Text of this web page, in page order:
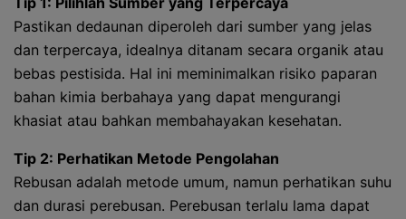
Pastikan dedaunan diperoleh dari sumber yang jelas
dan terpercaya, idealnya ditanam secara organik atau
bebas pestisida. Hal ini meminimalkan risiko paparan
bahan kimia berbahaya yang dapat mengurangi
khasiat atau bahkan membahayakan kesehatan.
Tip 2: Perhatikan Metode Pengolahan
Rebusan adalah metode umum, namun perhatikan suhu
dan durasi perebusan. Perebusan terlalu lama dapat